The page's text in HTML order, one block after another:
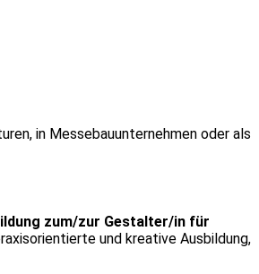
in Messebauunternehmen oder als
zum/zur Gestalter/in für
und kreative Ausbildung,